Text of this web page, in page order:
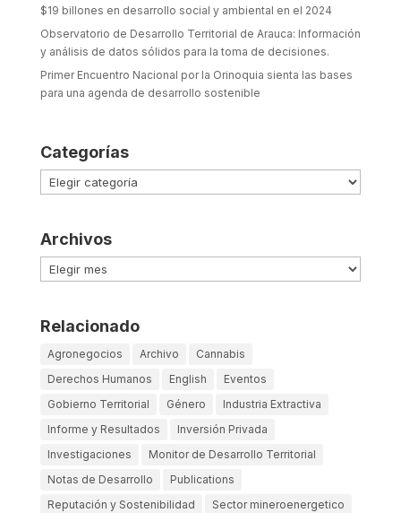
$19 billones en desarrollo social y ambiental en el 2024
Observatorio de Desarrollo Territorial de Arauca: Información
y análisis de datos sólidos para la toma de decisiones.
Primer Encuentro Nacional por la Orinoquia sienta las bases
para una agenda de desarrollo sostenible
Categorías
Categorías
Archivos
Archivos
Relacionado
Agronegocios Archivo
Cannabis
Derechos Humanos
English
Eventos
Gobierno Territorial
Género
Industria Extractiva
Informe y Resultados
Inversión Privada
Investigaciones
Monitor de Desarrollo Territorial
Notas de Desarrollo
Publications
Reputación y Sostenibilidad
Sector mineroenergetico